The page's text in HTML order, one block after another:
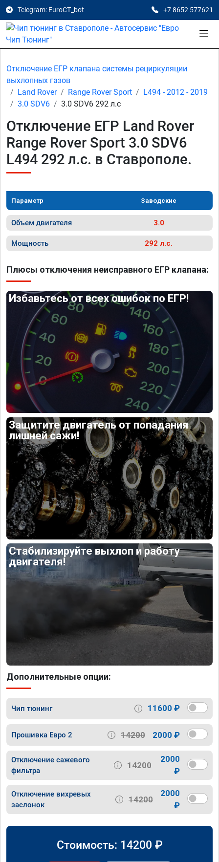
Telegram: EuroCT_bot +7 8652 577621
Отключение ЕГР клапана системы рециркуляции
выхлопных газов
Land Rover
Range Rover Sport
L494 - 2012 - 2019
3.0 SDV6
3.0 SDV6 292 л.с
Отключение ЕГР Land Rover
Range Rover Sport 3.0 SDV6
L494 292 л.с. в Ставрополе.
Параметр Заводские
Объем двигателя 3.0
Мощность 292 л.с.
Плюсы отключения неисправного ЕГР клапана:
Избавьтесь от всех ошибок по ЕГР!
Защитите двигатель от попадания
лишней сажи!
Стабилизируйте выхлоп и работу
двигателя!
Дополнительные опции:
Чип тюнинг 11600 ₽
Прошивка Евро 2 14200 2000 ₽
Отключение сажевого
фильтра
14200
2000
₽
Отключение вихревых
заслонок
14200
2000
₽
Стоимость: 14200 ₽